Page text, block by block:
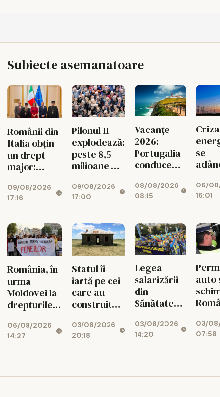
Subiecte asemanatoare
Românii din
Italia obțin
un drept
major:
Ortodoxă
Română,
oficial
09/08/2026
17:16
Pilonul II
explodează:
peste 8,5
milioane de
bani puși
deoparte
09/08/2026
17:00
Vacanțe
2026:
Portugalia
conduce
08/08/2026
08:15
Criza
se
mari
vârf
06/
16:01
România, în
urma
Moldovei la
drepturile și
femeilor
06/08/2026
14:27
Statul îi
iartă pe cei
care au
construit
Românii vor
putea „albi”
autorizație
03/08/2026
20:18
Legea
salarizării
din
Sănătate
un nou
conflict.
proteste
03/08/2026
14:20
auto
noi îi
intra
03/
07:58